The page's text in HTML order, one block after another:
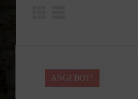
ANGEBOT!